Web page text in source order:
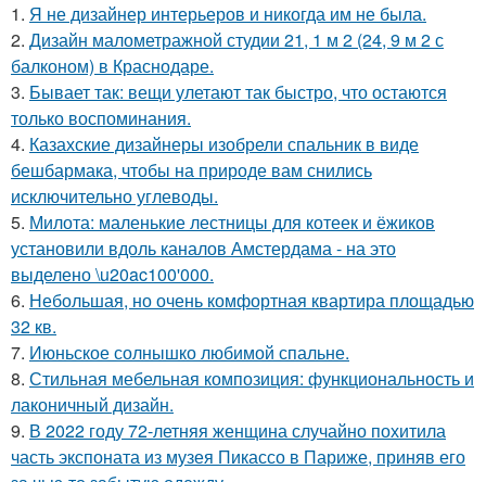
1. Я не дизайнер интерьеров и никогда им не была.
2. Дизайн малометражной студии 21, 1 м 2 (24, 9 м 2 с
балконом) в Краснодаре.
3. Бывает так: вещи улетают так быстро, что остаются
только воспоминания.
4. Казахские дизайнеры изобрели спальник в виде
бешбармака, чтобы на природе вам снились
исключительно углеводы.
5. Милота: маленькие лестницы для котеек и ёжиков
установили вдоль каналов Амстердама - на это
выделено \u20ac100'000.
6. Небольшая, но очень комфортная квартира площадью
32 кв.
7. Июньское солнышко любимой спальне.
8. Стильная мебельная композиция: функциональность и
лаконичный дизайн.
9. В 2022 году 72-летняя женщина случайно похитила
часть экспоната из музея Пикассо в Париже, приняв его